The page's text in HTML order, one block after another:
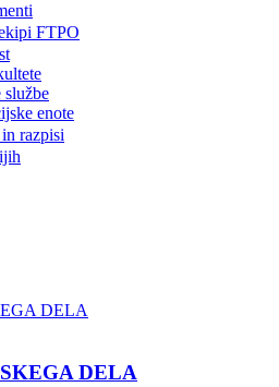
FTPO
službe
enote
razpisi
DELA